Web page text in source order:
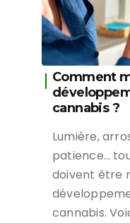
Comment
cannabis ?
Lumière,
patience…
doivent être
cannabis.